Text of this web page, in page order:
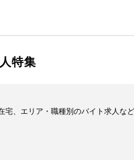
特集
、エリア・職種別のバイト求人な